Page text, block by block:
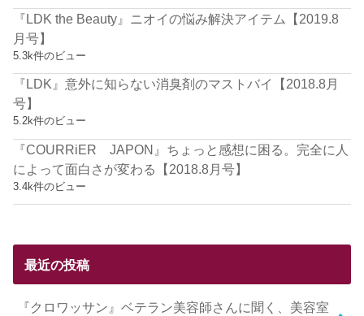
『LDK the Beauty』ニオイの悩み解決アイテム【2019.8
月号】
5.3k件のビュー
『LDK』意外に知らない消臭剤のマストバイ【2018.8月
号】
5.2k件のビュー
『COURRiER JAPON』ちょっと感想に困る。完全に人
によって面白さが変わる【2018.8月号】
3.4k件のビュー
最近の投稿
『クロワッサン』ベテラン美容師さんに聞く、美容室